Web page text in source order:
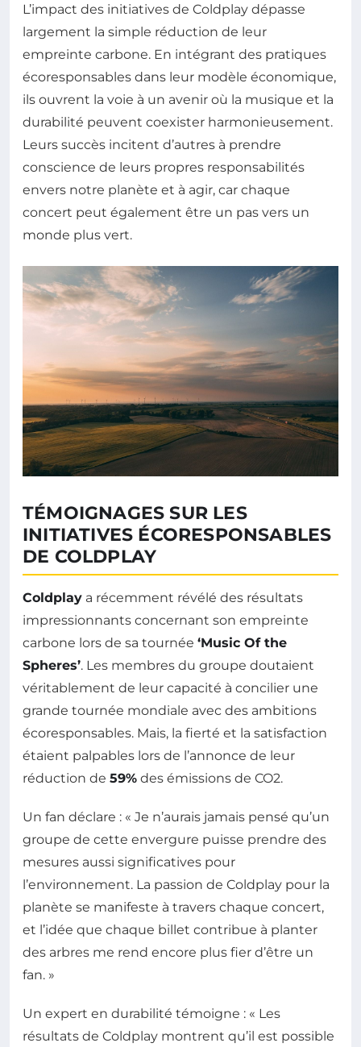
L’impact des initiatives de Coldplay dépasse
largement la simple réduction de leur
empreinte carbone. En intégrant des pratiques
écoresponsables dans leur modèle économique,
ils ouvrent la voie à un avenir où la musique et la
durabilité peuvent coexister harmonieusement.
Leurs succès incitent d’autres à prendre
conscience de leurs propres responsabilités
envers notre planète et à agir, car chaque
concert peut également être un pas vers un
monde plus vert.
TÉMOIGNAGES SUR LES
INITIATIVES ÉCORESPONSABLES
DE COLDPLAY
Coldplay a récemment révélé des résultats
impressionnants concernant son empreinte
carbone lors de sa tournée ‘Music Of the
Spheres’. Les membres du groupe doutaient
véritablement de leur capacité à concilier une
grande tournée mondiale avec des ambitions
écoresponsables. Mais, la fierté et la satisfaction
étaient palpables lors de l’annonce de leur
réduction de 59% des émissions de CO2.
Un fan déclare : « Je n’aurais jamais pensé qu’un
groupe de cette envergure puisse prendre des
mesures aussi significatives pour
l’environnement. La passion de Coldplay pour la
planète se manifeste à travers chaque concert,
et l’idée que chaque billet contribue à planter
des arbres me rend encore plus fier d’être un
fan. »
Un expert en durabilité témoigne : « Les
résultats de Coldplay montrent qu’il est possible